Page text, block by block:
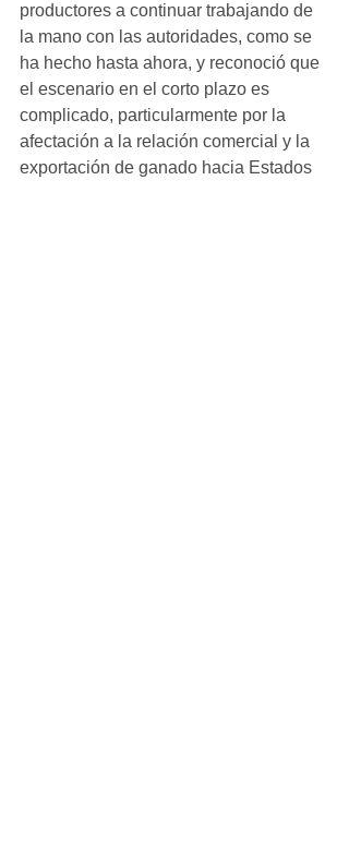
productores a continuar trabajando de
la mano con las autoridades, como se
ha hecho hasta ahora, y reconoció que
el escenario en el corto plazo es
complicado, particularmente por la
afectación a la relación comercial y la
exportación de ganado hacia Estados